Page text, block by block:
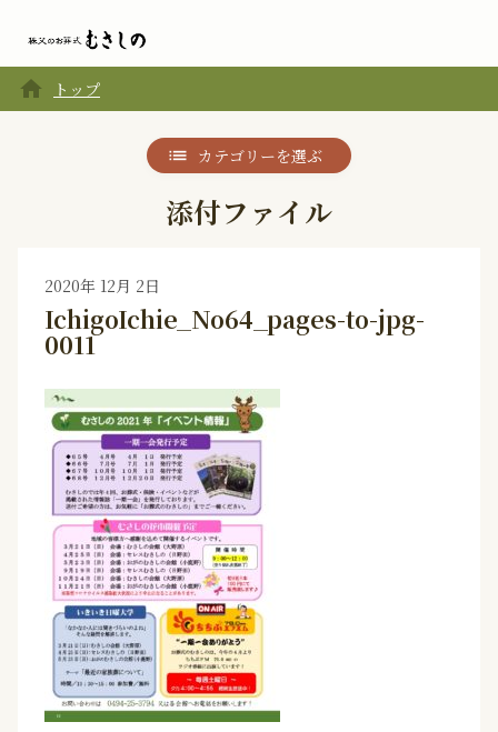
home トップ
カテゴリーを選ぶ
添付ファイル
2020年 12月 2日
IchigoIchie_No64_pages-to-jpg-
0011